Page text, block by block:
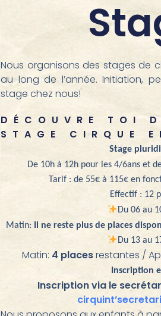
Nous organisons des stages de
au long de l’année. Initiation,
stage chez nous!
DÉCOUVRE TOI
STAGE CIRQUE
Stage
De 10h à 12h pour les 4/6ans et
Tarif : de 55€ à 115€ en
Effectif : 12
Du 06 au
Matin: Il ne reste plus de places
Du 13 au
Matin: 4 placesrestantes /
Inscription
Inscription via le